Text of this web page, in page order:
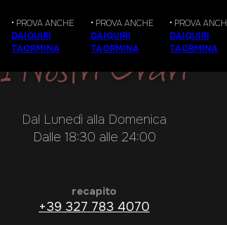
• PROVA ANCHE
DAIQUIRI
TAORMINA
• PROVA ANCHE
DAIQUIRI
TAORMINA
• PROVA ANCHE
DAIQUIRI
TAORMINA
I Nostri Orari
Dal Lunedì alla Domenica
Dalle 18:30 alle 24:00
recapito
+39 327 783 4070